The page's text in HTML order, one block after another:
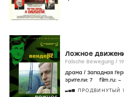
Ложное
Falsche Bewegung /
драма / Западная
зрители: 7 film.ru: –
ПРОДВИНУТЫЙ